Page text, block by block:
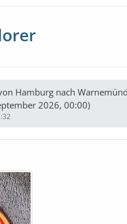
Hamburg nach
2026, 00:00)